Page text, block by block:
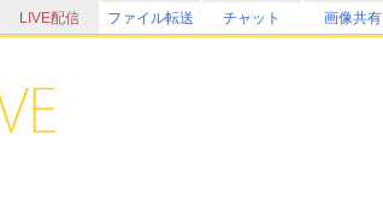
LIVE配信 ファイル転送 チャット 画像共有